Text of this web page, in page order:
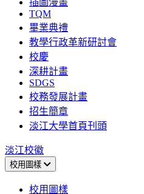
插圖漫畫
TQM
畢業典禮
教學行政革新研討會
校慶
深耕計畫
SDGS
校務發展計畫
招生簡章
淡江大學首頁刊頭
淡江校徽
校用圖樣
校用圖樣